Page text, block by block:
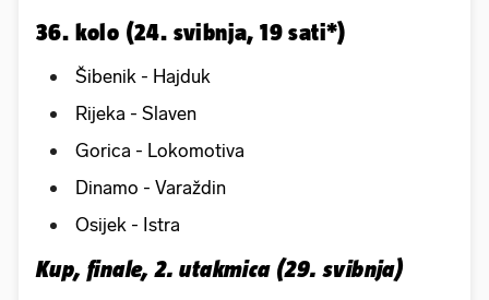
36. kolo (24. svibnja, 19 sati*)
Šibenik - Hajduk
Rijeka - Slaven
Gorica - Lokomotiva
Dinamo - Varaždin
Osijek - Istra
Kup, finale, 2. utakmica (29. svibnja)